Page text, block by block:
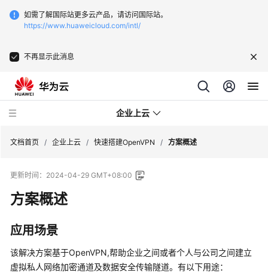
如需了解国际站更多云产品，请访问国际站。
https://www.huaweicloud.com/intl/
不再显示此消息
企业上云
SAP
监
控
CDN
下
载
加
文档首页 / 企业上云 / 快速搭建OpenVPN / 方案概述
更新时间： 2024-04-29 GMT+08:00
方案概述
应用场景
该解决方案基于OpenVPN,帮助企业之间或者个人与公司之间建立
虚拟私人网络加密通道及数据安全传输隧道。有以下用途：